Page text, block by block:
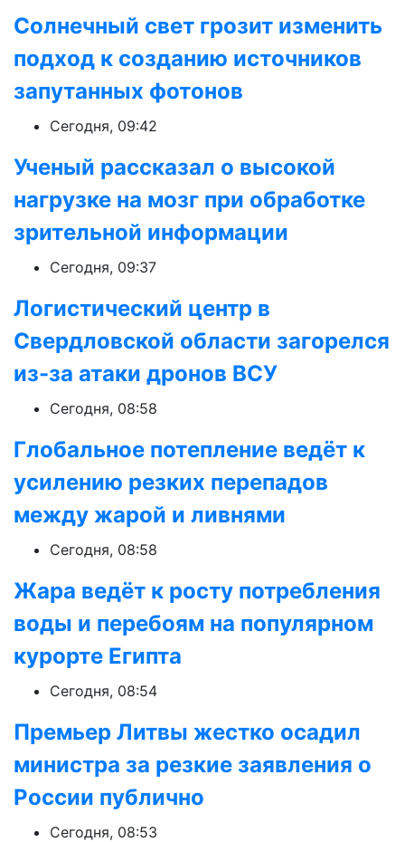
Солнечный свет грозит изменить
подход к созданию источников
запутанных фотонов
Сегодня, 09:42
Ученый рассказал о высокой
нагрузке на мозг при обработке
зрительной информации
Сегодня, 09:37
Логистический центр в
Свердловской области загорелся
из-за атаки дронов ВСУ
Сегодня, 08:58
Глобальное потепление ведёт к
усилению резких перепадов
между жарой и ливнями
Сегодня, 08:58
Жара ведёт к росту потребления
воды и перебоям на популярном
курорте Египта
Сегодня, 08:54
Премьер Литвы жестко осадил
министра за резкие заявления о
России публично
Сегодня, 08:53